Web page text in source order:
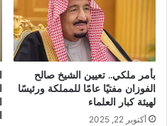
بأمر ملكي.. تعيين الشيخ صالح
الفوزان مفتيًا عامًا للمملكة ورئيسًا
لهيئة كبار العلماء
أكتوبر 22, 2025